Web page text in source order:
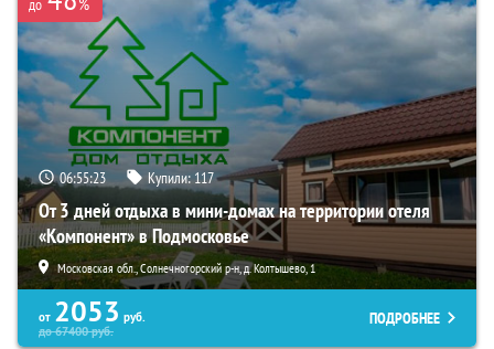
до
06:55:21 Купили: 117
От 3 дней отдыха в мини-домах на территории отеля
«Компонент» в Подмосковье
Московская обл., Солнечногорский р-н, д. Колтышево, 1
от 2053 руб.
до67400руб.
ПОДРОБНЕЕ